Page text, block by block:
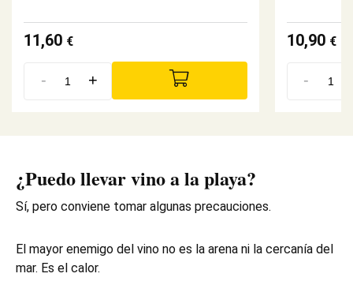
11,60 €
- +
10,90 €
-
¿Puedo llevar vino a la playa?
Sí, pero conviene tomar algunas precauciones.
El mayor enemigo del vino no es la arena ni la cercanía del
mar. Es el calor.